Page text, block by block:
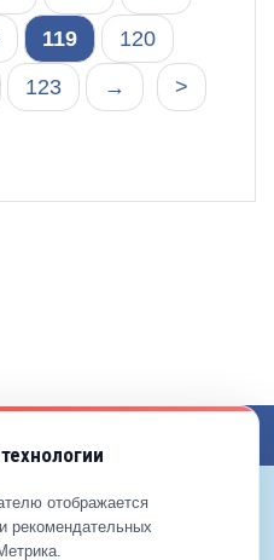
119
120
123 >
→
© 2012—2026 ЕДС-Реутов
отображается
рекомендательных